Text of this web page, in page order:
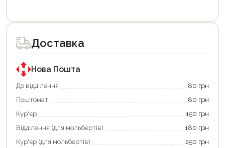
товар
для
покупки
державною
програмою
єКнига.
Використовуйте
карту
щоб
зекономити
та
отримати
Доставка
Нова Пошта
До відділення
80 грн
Поштомат
80 грн
Кур'єр
150 грн
Відділення (для мольбертів)
180 грн
Кур'єр (для мольбертів)
250 грн